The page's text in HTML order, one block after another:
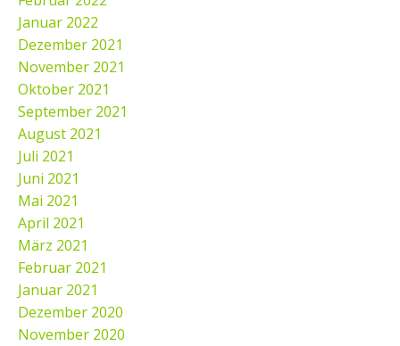
Januar 2022
Dezember 2021
November 2021
Oktober 2021
September 2021
August 2021
Juli 2021
Juni 2021
Mai 2021
April 2021
März 2021
Februar 2021
Januar 2021
Dezember 2020
November 2020